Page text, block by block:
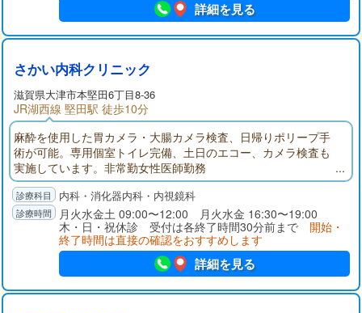
詳細を見る
さかい内科クリニック
滋賀県大津市本堅田6丁目8-36
JR湖西線 堅田駅 徒歩10分
麻酔を使用した胃カメラ・大腸カメラ検査、日帰りポリープ手
術が可能。専用個室トイレ完備、土日のエコー、カメラ検査も
実施しています。非常勤女性医師勤務
内科・消化器内科・内視鏡科
月火水金土 09:00〜12:00 月火水金 16:30〜19:00
木・日・祝休診 受付は各終了時間30分前まで 開始・
終了時間は直接の確認をおすすめします
詳細を見る